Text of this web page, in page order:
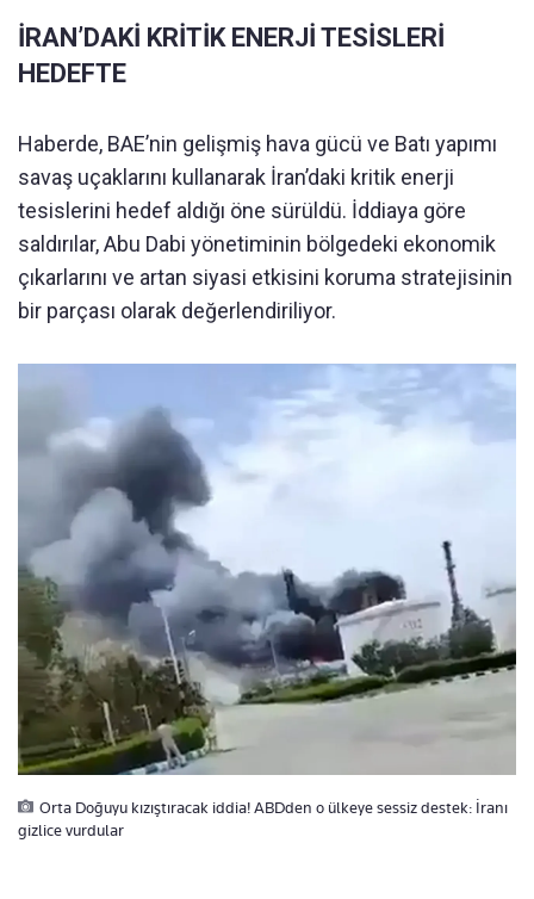
İRAN’DAKİ KRİTİK ENERJİ TESİSLERİ
HEDEFTE
Haberde, BAE’nin gelişmiş hava gücü ve Batı yapımı
savaş uçaklarını kullanarak İran’daki kritik enerji
tesislerini hedef aldığı öne sürüldü. İddiaya göre
saldırılar, Abu Dabi yönetiminin bölgedeki ekonomik
çıkarlarını ve artan siyasi etkisini koruma stratejisinin
bir parçası olarak değerlendiriliyor.
Orta Doğuyu kızıştıracak iddia! ABDden o ülkeye sessiz destek: İranı
gizlice vurdular